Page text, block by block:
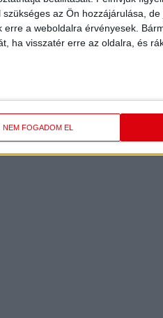
az Ön hozzájárulása,
a weboldalra érvényesek.
ha visszatér erre az oldalra, és
NEM FOGADOM EL